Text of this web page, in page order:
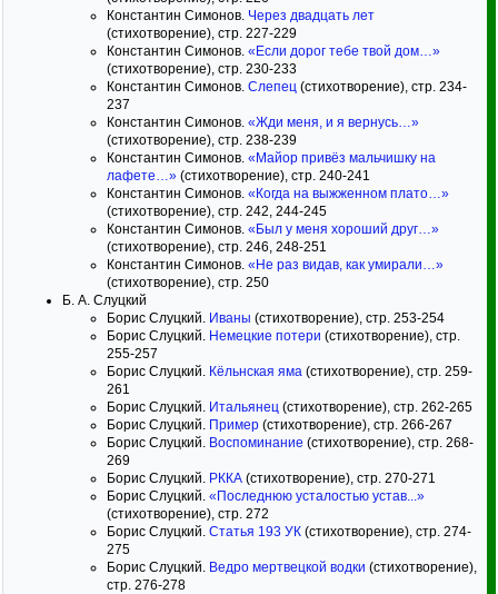
Константин Симонов. Через двадцать лет
(стихотворение), стр. 227-229
Константин Симонов. «Если дорог тебе твой дом…»
(стихотворение), стр. 230-233
Константин Симонов. Слепец (стихотворение), стр. 234-
237
Константин Симонов. «Жди меня, и я вернусь…»
(стихотворение), стр. 238-239
Константин Симонов. «Майор привёз мальчишку на
лафете…» (стихотворение), стр. 240-241
Константин Симонов. «Когда на выжженном плато…»
(стихотворение), стр. 242, 244-245
Константин Симонов. «Был у меня хороший друг…»
(стихотворение), стр. 246, 248-251
Константин Симонов. «Не раз видав, как умирали…»
(стихотворение), стр. 250
Б. А. Слуцкий
Борис Слуцкий. Иваны (стихотворение), стр. 253-254
Борис Слуцкий. Немецкие потери (стихотворение), стр.
255-257
Борис Слуцкий. Кёльнская яма (стихотворение), стр. 259-
261
Борис Слуцкий. Итальянец (стихотворение), стр. 262-265
Борис Слуцкий. Пример (стихотворение), стр. 266-267
Борис Слуцкий. Воспоминание (стихотворение), стр. 268-
269
Борис Слуцкий. РККА (стихотворение), стр. 270-271
Борис Слуцкий. «Последнюю усталостью устав...»
(стихотворение), стр. 272
Борис Слуцкий. Статья 193 УК (стихотворение), стр. 274-
275
Борис Слуцкий. Ведро мертвецкой водки (стихотворение),
стр. 276-278